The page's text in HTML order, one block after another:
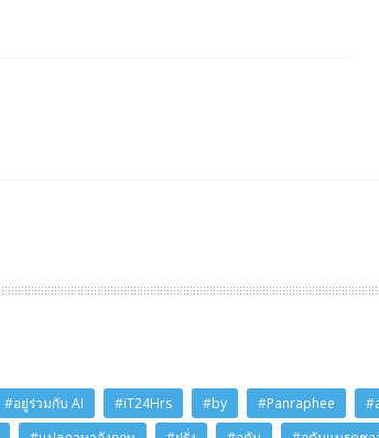
#อยู่ร่วมกับ AI #iT24Hrs #by #Panraphee